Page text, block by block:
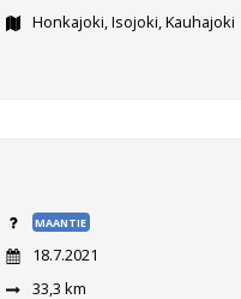
Honkajoki, Isojoki, Kauhajoki
MAANTIE
18.7.2021
33,3 km